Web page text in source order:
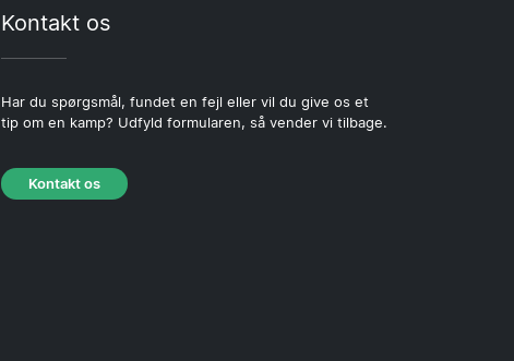
Kontakt os
Har du spørgsmål, fundet en fejl eller vil du give os et
tip om en kamp? Udfyld formularen, så vender vi tilbage.
Kontakt os